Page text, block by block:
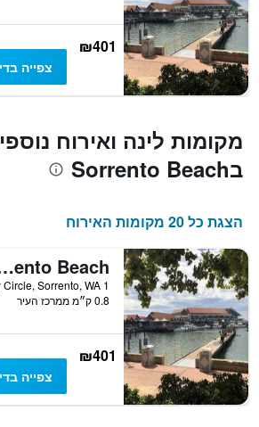
₪401
צפייה
מקומות לינה ואירוח
בSorrento Beach
הצגת כל 20 מקומות האירוח
Sorrento Beach
0.8 ק״מ ממרכז העיר
₪401
צפייה